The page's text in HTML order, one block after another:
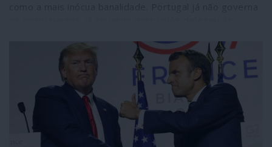
entidades, interesses e pessoas que não querem saber
dos portugueses para nada a não ser como mão-de-
obra barata ou membros de destacamentos armados
envolvidos em policiamento colonial e guerras imperiais.
A dignidade nacional esvaiu-se e chega perversamente a
ser confundida com nacionalismo e populismo quando
alguém ousa criticar o federalismo e a subserviência aos
mecanismos imperiais.